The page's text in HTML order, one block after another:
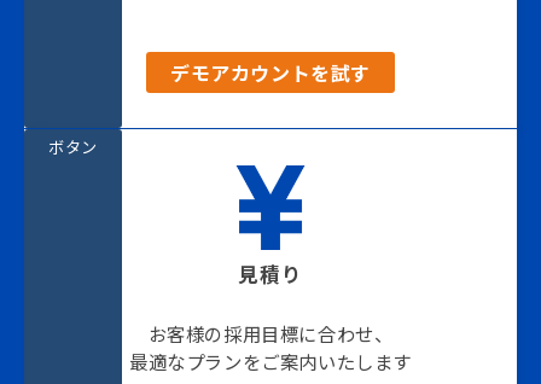
デモアカウントを試す
見積り
お客様の採用目標に合わせ、
最適なプランをご案内いたします
ボタン